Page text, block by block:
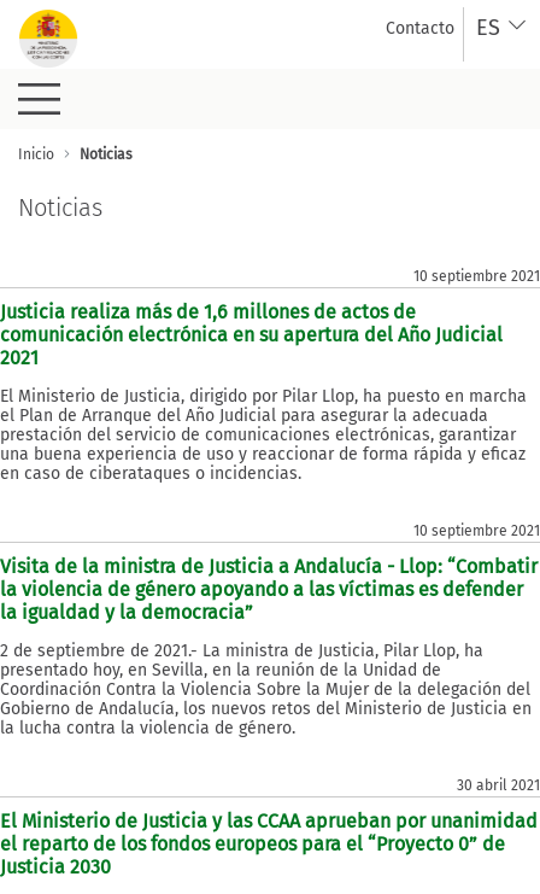
Saltar al contenido principal Contacto ES
Noticias
Inicio Noticias
Noticias
10 septiembre 2021
Justicia realiza más de 1,6 millones de actos de
comunicación electrónica en su apertura del Año Judicial
2021
El Ministerio de Justicia, dirigido por Pilar Llop, ha puesto en marcha
el Plan de Arranque del Año Judicial para asegurar la adecuada
prestación del servicio de comunicaciones electrónicas, garantizar
una buena experiencia de uso y reaccionar de forma rápida y eficaz
en caso de ciberataques o incidencias.
10 septiembre 2021
Visita de la ministra de Justicia a Andalucía - Llop: “Combatir
la violencia de género apoyando a las víctimas es defender
la igualdad y la democracia”
2 de septiembre de 2021.- La ministra de Justicia, Pilar Llop, ha
presentado hoy, en Sevilla, en la reunión de la Unidad de
Coordinación Contra la Violencia Sobre la Mujer de la delegación del
Gobierno de Andalucía, los nuevos retos del Ministerio de Justicia en
la lucha contra la violencia de género.
30 abril 2021
El Ministerio de Justicia y las CCAA aprueban por unanimidad
el reparto de los fondos europeos para el “Proyecto 0” de
Justicia 2030